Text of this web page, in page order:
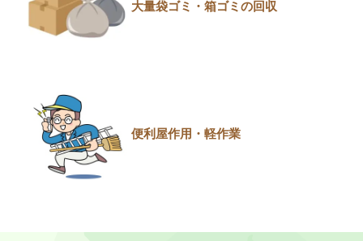
大量袋ゴミ・箱ゴミの回収
便利屋作用・軽作業